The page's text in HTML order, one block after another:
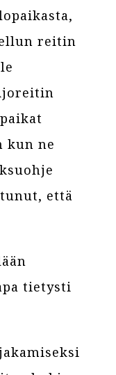
reitin
kun ne
että
tietysti